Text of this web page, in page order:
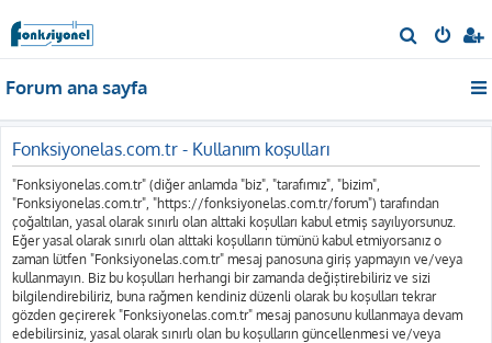
r
Forum ana sayfa
Fonksiyonelas.com.tr - Kullanım koşulları
"Fonksiyonelas.com.tr" (diğer anlamda "biz", "tarafımız", "bizim",
"Fonksiyonelas.com.tr", "https://fonksiyonelas.com.tr/forum") tarafından
çoğaltılan, yasal olarak sınırlı olan alttaki koşulları kabul etmiş sayılıyorsunuz.
Eğer yasal olarak sınırlı olan alttaki koşulların tümünü kabul etmiyorsanız o
zaman lütfen "Fonksiyonelas.com.tr" mesaj panosuna giriş yapmayın ve/veya
kullanmayın. Biz bu koşulları herhangi bir zamanda değiştirebiliriz ve sizi
bilgilendirebiliriz, buna rağmen kendiniz düzenli olarak bu koşulları tekrar
gözden geçirerek "Fonksiyonelas.com.tr" mesaj panosunu kullanmaya devam
edebilirsiniz, yasal olarak sınırlı olan bu koşulların güncellenmesi ve/veya